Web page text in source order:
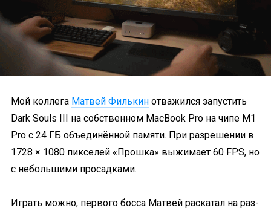
Мой коллега Матвей Филькин отважился запустить
Dark Souls III на собственном MacBook Pro на чипе M1
Pro с 24 ГБ объединённой памяти. При разрешении в
1728 × 1080 пикселей «Прошка» выжимает 60 FPS, но
с небольшими просадками.
Играть можно, первого босса Матвей раскатал на раз-